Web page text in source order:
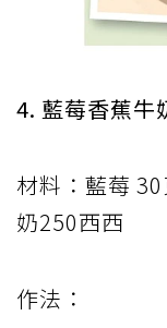
4. 藍莓香蕉牛
材料：藍莓
奶250西西
作法：